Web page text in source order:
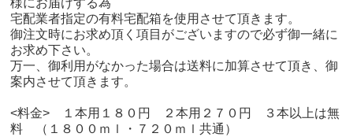
様にお届けする為
宅配業者指定の有料宅配箱を使用させて頂きます。
御注文時にお求め頂く項目がございますので必ず御一緒に
お求め下さい。
万一、御利用がなかった場合は送料に加算させて頂き、御
案内させて頂きます。
<料金> １本用１８０円 ２本用２７０円 ３本以上は無
料 （１８００ｍｌ・７２０ｍｌ共通）